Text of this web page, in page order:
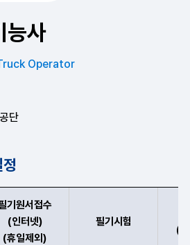
능사
Operator
단
기원서접수
(인터넷)
(휴일제외)
필기시험
(